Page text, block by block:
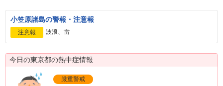
小笠原諸島の警報・注意報
注意報 波浪、雷
今日の東京都の熱中症情報
厳重警戒